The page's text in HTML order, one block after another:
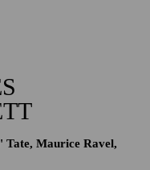
Tate, Maurice Ravel,